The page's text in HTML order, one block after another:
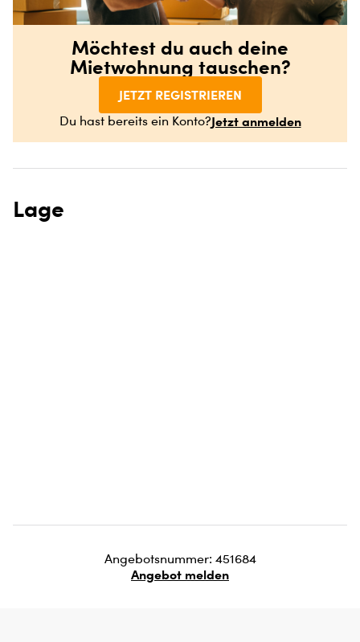
Möchtest du auch deine
Mietwohnung tauschen?
JETZT REGISTRIEREN
Du hast bereits ein Konto?Jetzt anmelden
Lage
Angebotsnummer: 451684
Angebot melden